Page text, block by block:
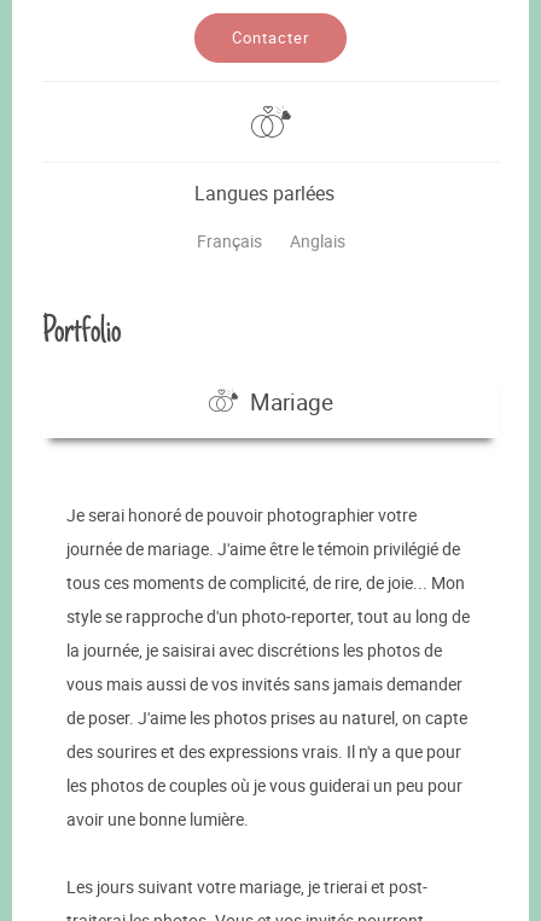
Contacter
Langues parlées
Français Anglais
Portfolio
Mariage
Je serai honoré de pouvoir photographier votre
journée de mariage. J'aime être le témoin privilégié de
tous ces moments de complicité, de rire, de joie... Mon
style se rapproche d'un photo-reporter, tout au long de
la journée, je saisirai avec discrétions les photos de
vous mais aussi de vos invités sans jamais demander
de poser. J'aime les photos prises au naturel, on capte
des sourires et des expressions vrais. Il n'y a que pour
les photos de couples où je vous guiderai un peu pour
avoir une bonne lumière.
Les jours suivant votre mariage, je trierai et post-